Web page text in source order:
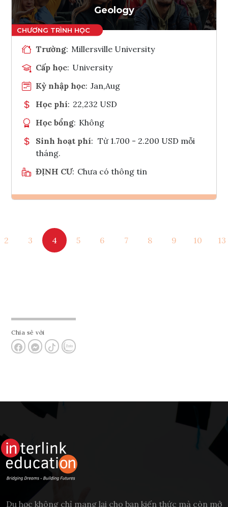
Geology
Trường: Millersville University
Cấp học: University
Kỳ nhập học: Jan,Aug
Học phí: 22,232 USD
Học bổng: Không
Sinh hoạt phí: Từ 1.700 - 2.200 USD mỗi
tháng.
ĐỊNH CƯ: Chưa có thông tin
Tham vấn Interlink
2 3 4 5 6 7 8 9 10 13
Chia sẻ với
Du học không chỉ mang lại cho bạn kiến thức mà còn mở